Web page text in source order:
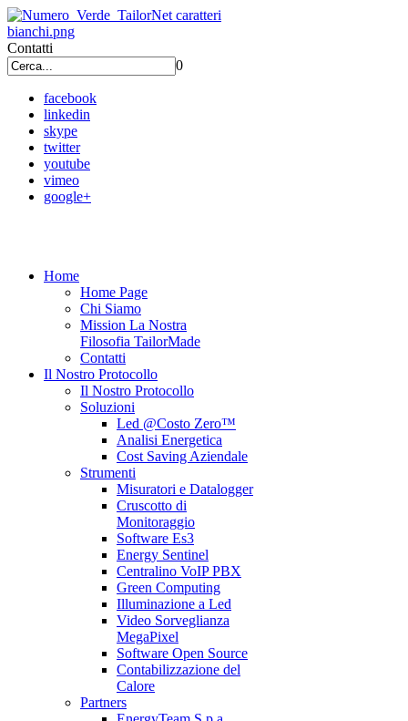
Contatti
0
facebook
linkedin
skype
twitter
youtube
vimeo
google+
Home
Home Page
Chi Siamo
Mission La Nostra
Filosofia TailorMade
Contatti
Il Nostro Protocollo
Il Nostro Protocollo
Soluzioni
Led @Costo Zero™
Analisi Energetica
Cost Saving Aziendale
Strumenti
Misuratori e Datalogger
Cruscotto di
Monitoraggio
Software Es3
Energy Sentinel
Centralino VoIP PBX
Green Computing
Illuminazione a Led
Video Sorveglianza
MegaPixel
Software Open Source
Contabilizzazione del
Calore
Partners